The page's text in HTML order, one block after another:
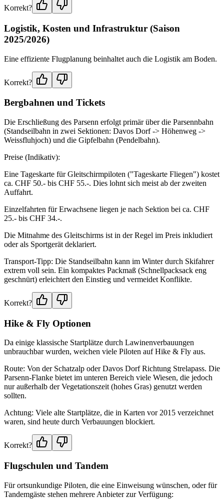
Korrekt?
Logistik, Kosten und Infrastruktur (Saison
2025/2026)
Eine effiziente Flugplanung beinhaltet auch die Logistik am Boden.
Korrekt?
Bergbahnen und Tickets
Die Erschließung des Parsenn erfolgt primär über die Parsennbahn
(Standseilbahn in zwei Sektionen: Davos Dorf -> Höhenweg ->
Weissfluhjoch) und die Gipfelbahn (Pendelbahn).
Preise (Indikativ):
Eine Tageskarte für Gleitschirmpiloten ("Tageskarte Fliegen") kostet
ca. CHF 50.- bis CHF 55.-. Dies lohnt sich meist ab der zweiten
Auffahrt.
Einzelfahrten für Erwachsene liegen je nach Sektion bei ca. CHF
25.- bis CHF 34.-.
Die Mitnahme des Gleitschirms ist in der Regel im Preis inkludiert
oder als Sportgerät deklariert.
Transport-Tipp: Die Standseilbahn kann im Winter durch Skifahrer
extrem voll sein. Ein kompaktes Packmaß (Schnellpacksack eng
geschnürt) erleichtert den Einstieg und vermeidet Konflikte.
Korrekt?
Hike & Fly Optionen
Da einige klassische Startplätze durch Lawinenverbauungen
unbrauchbar wurden, weichen viele Piloten auf Hike & Fly aus.
Route: Von der Schatzalp oder Davos Dorf Richtung Strelapass. Die
Parsenn-Flanke bietet im unteren Bereich viele Wiesen, die jedoch
nur außerhalb der Vegetationszeit (hohes Gras) genutzt werden
sollten.
Achtung: Viele alte Startplätze, die in Karten vor 2015 verzeichnet
waren, sind heute durch Verbauungen blockiert.
Korrekt?
Flugschulen und Tandem
Für ortsunkundige Piloten, die eine Einweisung wünschen, oder für
Tandemgäste stehen mehrere Anbieter zur Verfügung: